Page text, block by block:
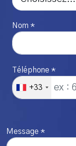
Nom *
Téléphone *
+33
Message *